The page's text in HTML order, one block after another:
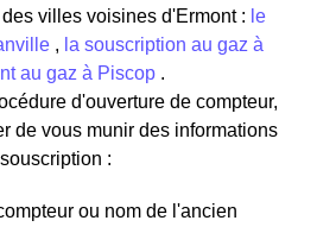
villes voisines d'Ermont : le
, la souscription au gaz à
au gaz à Piscop .
d'ouverture de compteur,
de vous munir des informations
:
ou nom de l'ancien